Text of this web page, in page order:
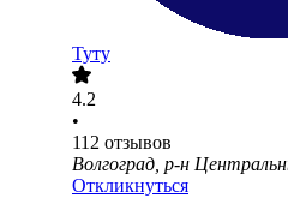
Туту
4.2
•
112 отзывов
Волгоград, р-н
Откликнуться